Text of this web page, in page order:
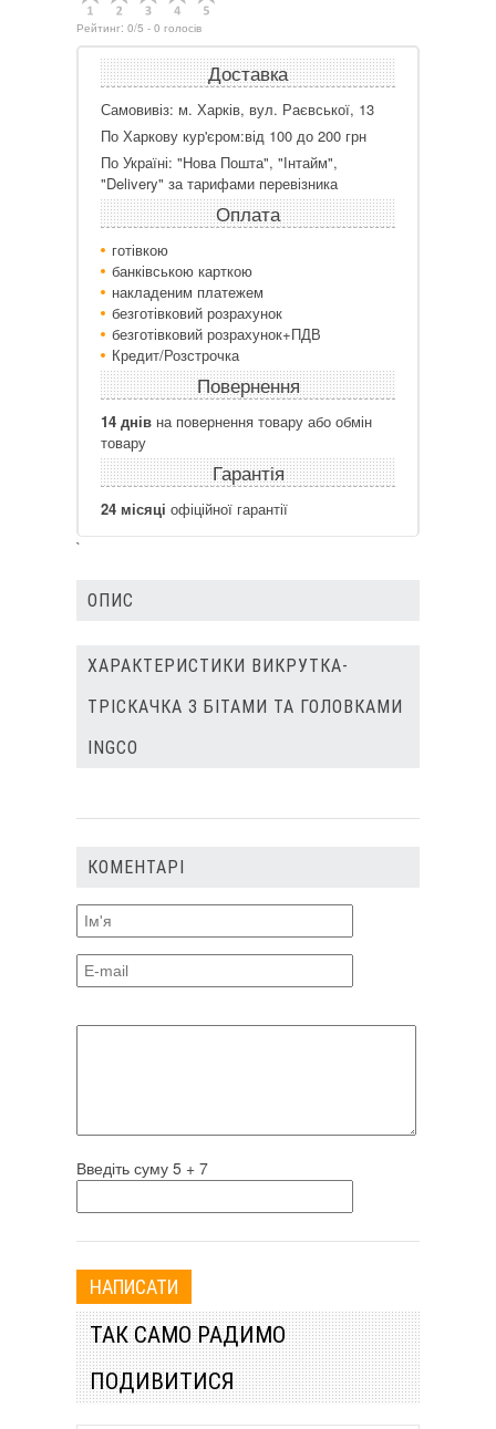
Рейтинг: 0/5 - 0 голосів
Доставка
Самовивіз: м. Харків, вул. Раєвської, 13
По Харкову кур'єром:від 100 до 200 грн
По Україні: "Нова Пошта", "Інтайм",
"Delivery" за тарифами перевізника
Оплата
готівкою
банківською карткою
накладеним платежем
безготівковий розрахунок
безготівковий розрахунок+ПДВ
Кредит/Розстрочка
Повернення
14 днів на повернення товару або обмін
товару
Гарантія
24 місяці офіційної гарантії
`
ОПИС
ХАРАКТЕРИСТИКИ ВИКРУТКА-
ТРІСКАЧКА З БІТАМИ ТА ГОЛОВКАМИ
INGCO
КОМЕНТАРІ
Введіть суму 5 + 7
ТАК САМО РАДИМО
ПОДИВИТИСЯ